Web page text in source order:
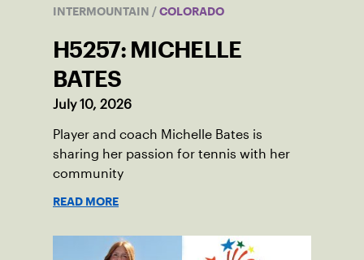
INTERMOUNTAIN / COLORADO
H5257: MICHELLE
BATES
July 10, 2026
Player and coach Michelle Bates is
sharing her passion for tennis with her
community
READ MORE